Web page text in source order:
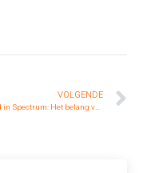
VOLGENDE
Veiligheid in Spectrum: Het belang van driekleurige achterlichten voor vorkheftrucks